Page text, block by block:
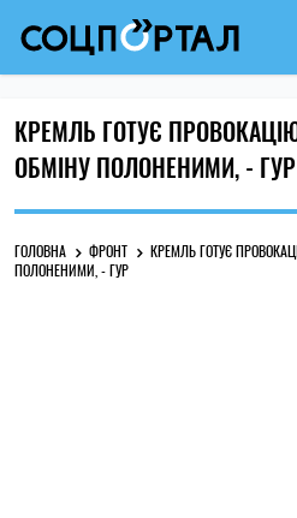
КРЕМЛЬ ГОТУЄ
ОБМІНУ ПОЛОНЕНИМИ, - ГУР
ГОЛОВНА ФРОНТ
КРЕМЛЬ ГОТУЄ
ПОЛОНЕНИМИ, - ГУР